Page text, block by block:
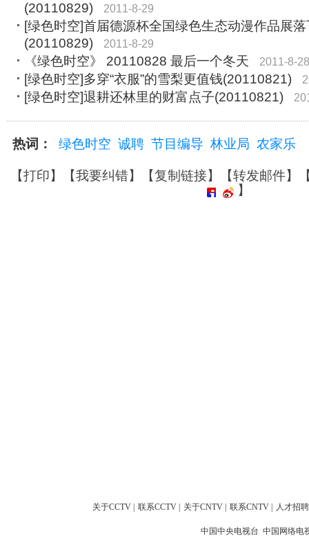
(20110829)
2011-8-29
[绿色时空]首届德源杯全国绿色生态动漫作品展
(20110829)
2011-8-29
《绿色时空》 20110828 最后一个冬天 2011-8-28
[绿色时空]多穿“衣服”的雪梨更值钱(20110821)
[绿色时空]退耕还林里的财富点子(20110821)
热词： 绿色时空 诚聘 节目编导 林业局 农家乐
【打印】【我要纠错】【复制链接】【转发邮件】
】
关于CCTV 联系CCTV 关于CNTV 联系CNTV 人才招聘
中国中央电视台 中国网络电